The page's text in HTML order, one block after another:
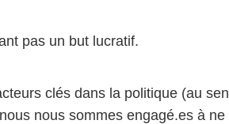
pas un but lucratif.
clés dans la politique (au
nous sommes engagé.es à